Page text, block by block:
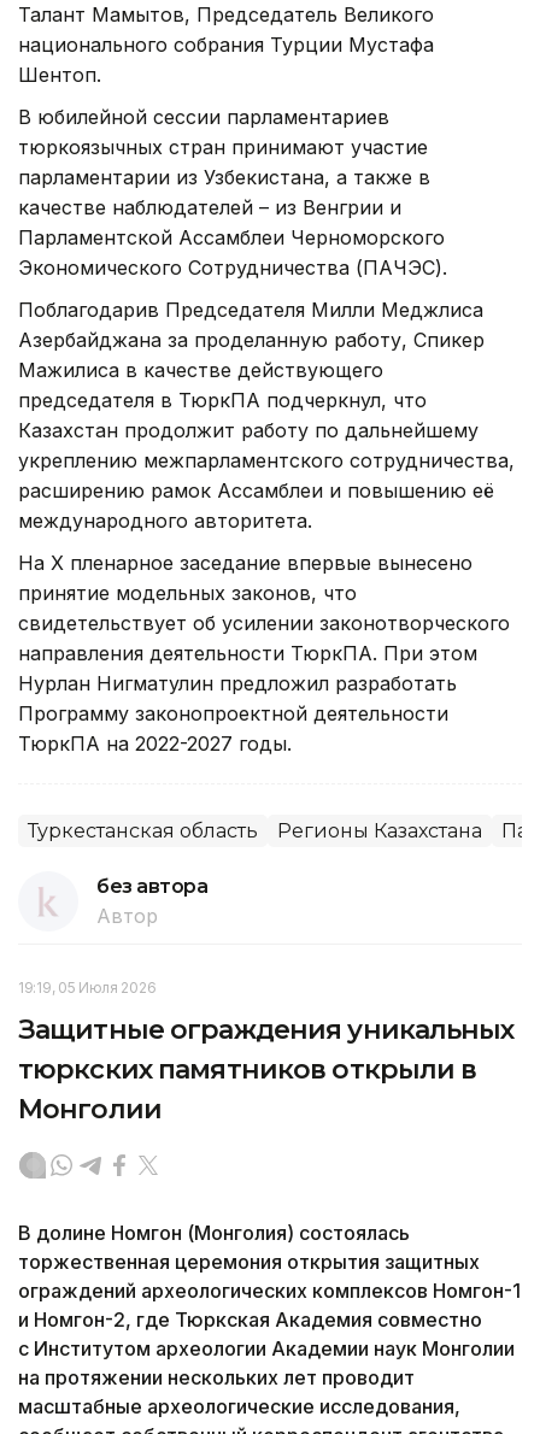
Талант Мамытов, Председатель Великого
национального собрания Турции Мустафа
Шентоп.
В юбилейной сессии парламентариев
тюркоязычных стран принимают участие
парламентарии из Узбекистана, а также в
качестве наблюдателей – из Венгрии и
Парламентской Ассамблеи Черноморского
Экономического Сотрудничества (ПАЧЭС).
Поблагодарив Председателя Милли Меджлиса
Азербайджана за проделанную работу, Спикер
Мажилиса в качестве действующего
председателя в ТюркПА подчеркнул, что
Казахстан продолжит работу по дальнейшему
укреплению межпарламентского сотрудничества,
расширению рамок Ассамблеи и повышению её
международного авторитета.
На Х пленарное заседание впервые вынесено
принятие модельных законов, что
свидетельствует об усилении законотворческого
направления деятельности ТюркПА. При этом
Нурлан Нигматулин предложил разработать
Программу законопроектной деятельности
ТюркПА на 2022-2027 годы.
Туркестанская область Регионы Казахстана
без автора
Автор
19:19, 05 Июля 2026
Защитные ограждения уникальных
тюркских памятников открыли в
Монголии
В долине Номгон (Монголия) состоялась
торжественная церемония открытия защитных
ограждений археологических комплексов Номгон-1
и Номгон-2, где Тюркская Академия совместно
с Институтом археологии Академии наук Монголии
на протяжении нескольких лет проводит
масштабные археологические исследования,